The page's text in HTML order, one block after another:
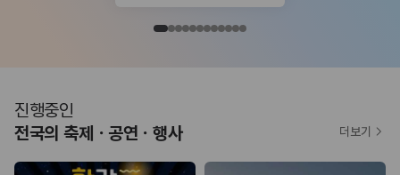
진행중인
전국의 축제ㆍ공연ㆍ행사
더보기